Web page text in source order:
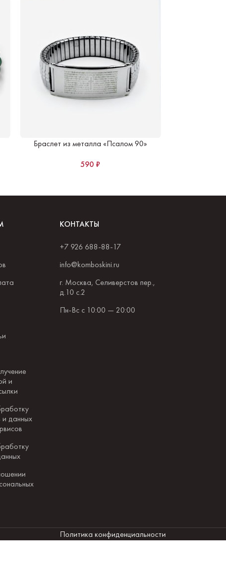
Браслет из металла «Псалом 90»
590 ₽
и
данных
КОНТАКТЫ
+7 926 688-88-17
info@komboskini.ru
г. Москва, Селиверстов пер.,
д.10 с.2
Пн-Вс с 10:00 — 20:00
Политика конфиденциальности